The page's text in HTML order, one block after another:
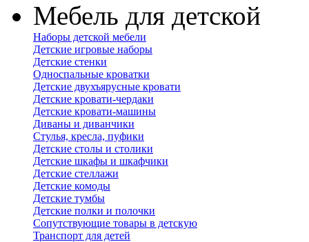
Мебель для детской
Наборы детской мебели
Детские игровые наборы
Детские стенки
Односпальные кроватки
Детские двухъярусные кровати
Детские кровати-чердаки
Детские кровати-машины
Диваны и диванчики
Стулья, кресла, пуфики
Детские столы и столики
Детские шкафы и шкафчики
Детские стеллажи
Детские комоды
Детские тумбы
Детские полки и полочки
Сопутствующие товары в детскую
Транспорт для детей